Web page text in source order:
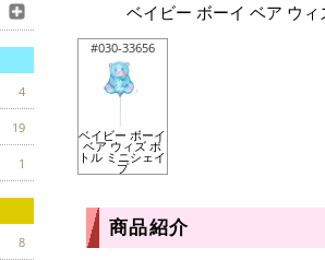
4
19
1
8
ベイビー ボーイ ベア ウ
#030-33656
ベイビー ボーイ
ベア ウィズ ボ
トル ミニシェイ
プ
商品紹介